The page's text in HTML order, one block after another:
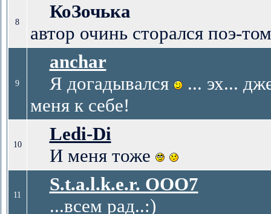
8
КоЗочька
автор очинь сторался поэ-
9
anchar
Я догадывался
... эх...
меня к себе!
10
Ledi-Di
И меня тоже
11
S.t.a.l.k.e.r. ООО7
...всем рад..:)